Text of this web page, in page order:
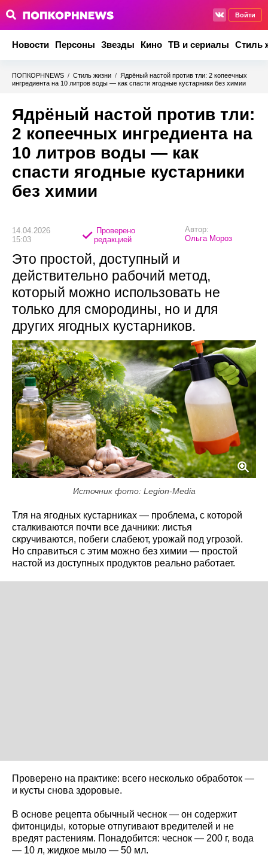
Войти
Новости Персоны Звезды Кино ТВ и сериалы Стиль
ПОПКОРНNEWS / Стиль жизни / Ядрёный настой против тли: 2 копеечных
ингредиента на 10 литров воды — как спасти ягодные кустарники без химии
Ядрёный настой против тли:
2 копеечных ингредиента на
10 литров воды — как
спасти ягодные кустарники
без химии
14.04.2026
15:03
Проверено
редакцией
Автор:
Ольга Мороз
Это простой, доступный и
действительно рабочий метод,
который можно использовать не
только для смородины, но и для
других ягодных кустарников.
Источник фото: Legion-Media
Тля на ягодных кустарниках — проблема, с которой
сталкиваются почти все дачники: листья
скручиваются, побеги слабеют, урожай под угрозой.
Но справиться с этим можно без химии — простой
настой из доступных продуктов реально работает.
Проверено на практике: всего несколько обработок —
и кусты снова здоровые.
В основе рецепта обычный чеснок — он содержит
фитонциды, которые отпугивают вредителей и не
вредят растениям. Понадобится: чеснок — 200 г, вода
— 10 л, жидкое мыло — 50 мл.